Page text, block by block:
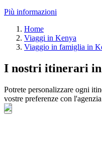
Più informazioni
Home
Viaggi in Kenya
Viaggio in famiglia in
I nostri itinerari
Potrete personalizzare ogni
vostre preferenze con